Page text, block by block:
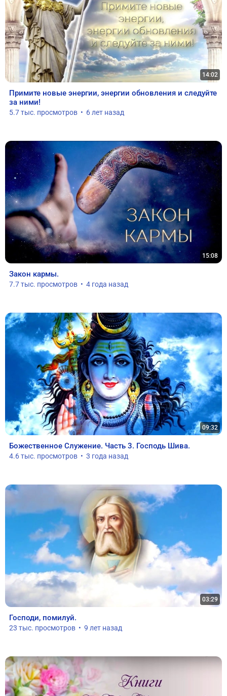
14:02
Примите новые энергии, энергии обновления и следуйте
за ними!
5.7 тыс. просмотров  •  6 лет назад
15:08
Закон кармы.
7.7 тыс. просмотров  •  4 года назад
09:32
Божественное Служение. Часть 3. Господь Шива.
4.6 тыс. просмотров  •  3 года назад
03:29
Господи, помилуй.
23 тыс. просмотров  •  9 лет назад